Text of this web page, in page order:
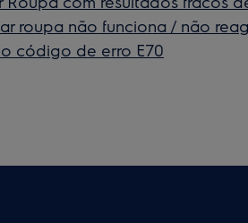
roupa não funciona / não
código de erro E70